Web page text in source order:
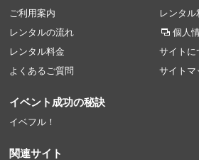
ご利用案内
レンタルの流れ
レンタル料金
よくあるご質問
レンタル
個人
サイトに
サイトマ
イベント成功の秘訣
イベフル！
関連サイト